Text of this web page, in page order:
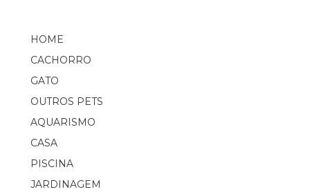
HOME
CACHORRO
GATO
OUTROS PETS
AQUARISMO
CASA
PISCINA
JARDINAGEM